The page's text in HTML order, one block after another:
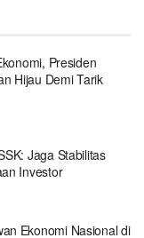
Presiden
Hijau Demi Tarik
Jaga Stabilitas
Investor
Ekonomi Nasional di